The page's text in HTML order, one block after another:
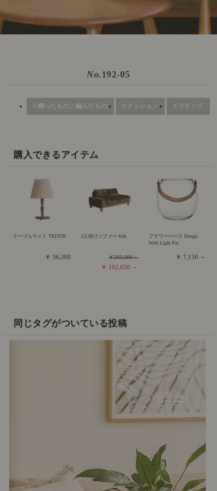
No.192-05
# 織ったもの／編んだもの # クッション # リビング
購入できるアイテム
テーブルライト TRITON
￥ 36,300
2人掛けソファー folk
￥203,000～
￥ 192,850 ～
フラワーベース Design
With Light Pot
￥ 7,150 ～
同じタグがついている投稿